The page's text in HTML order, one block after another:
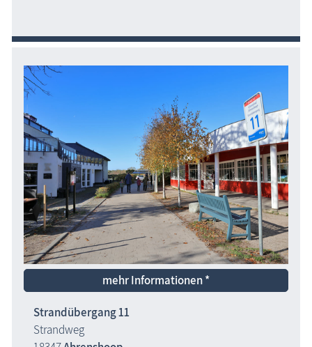
mehr Informationen *
Strandübergang 11
Strandweg